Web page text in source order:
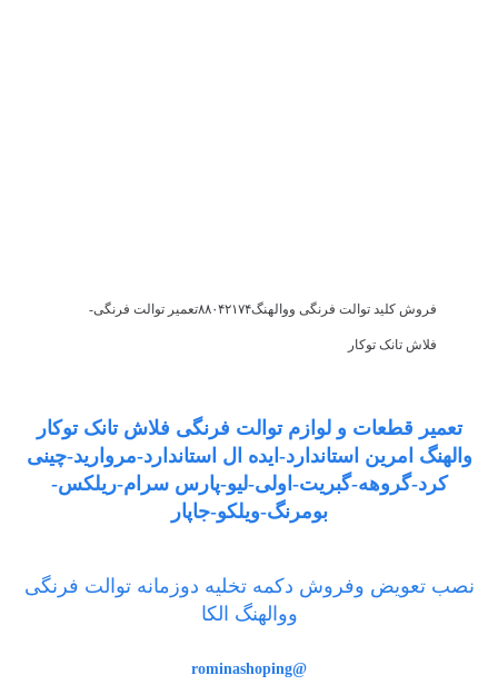
فروش کلید توالت فرنگی ووالهنگ۸۸۰۴۲۱۷۴تعمیر توالت فرنگی-
فلاش تانک توکار
تعمیر قطعات و لوازم توالت فرنگی فلاش تانک توکار
والهنگ امرین استاندارد-ایده ال استاندارد-مروارید-چینی
کرد-گروهه-گبریت-اولی-لیو-پارس سرام-ریلکس-
بومرنگ-ویلکو-جاپار
نصب تعویض وفروش دکمه تخلیه دوزمانه توالت فرنگی
ووالهنگ الکا
@rominashoping